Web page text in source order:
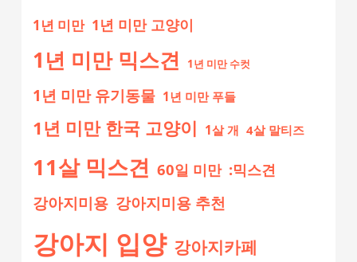
1년 미만 1년 미만 고양이
1년 미만 믹스견 1년 미만 수컷
1년 미만 유기동물 1년 미만 푸들
1년 미만 한국 고양이 1살 개 4살 말티즈
11살 믹스견 60일 미만 :믹스견
강아지미용 강아지미용 추천
강아지 입양 강아지카페